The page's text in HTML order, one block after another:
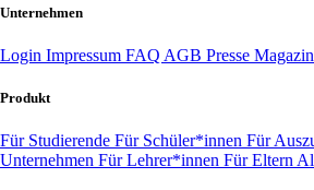
Unternehmen
Login Impressum FAQ AGB Presse
Produkt
Für Studierende Für Schüler*innen Für
Unternehmen Für Lehrer*innen Für Eltern